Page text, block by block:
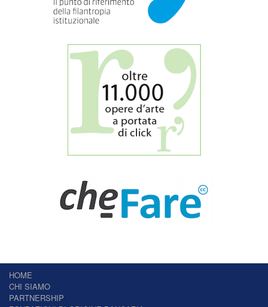
HOME
CHI SIAMO
PARTNERSHIP